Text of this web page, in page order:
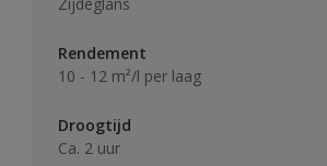
Rendement
10 - 12 m²/l per laag
Droogtijd
Ca. 2 uur